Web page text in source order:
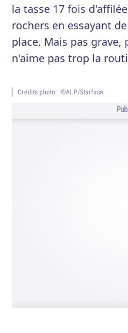
la tasse 17 fois
rochers en essayant
place. Mais pas
n'aime pas trop la
Crédits photo : ©ALP/Starface